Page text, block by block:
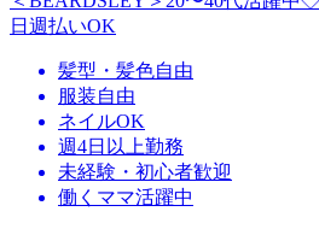
日週払いOK
髪型・髪色自由
服装自由
ネイルOK
週4日以上勤務
未経験・初心者歓迎
働くママ活躍中